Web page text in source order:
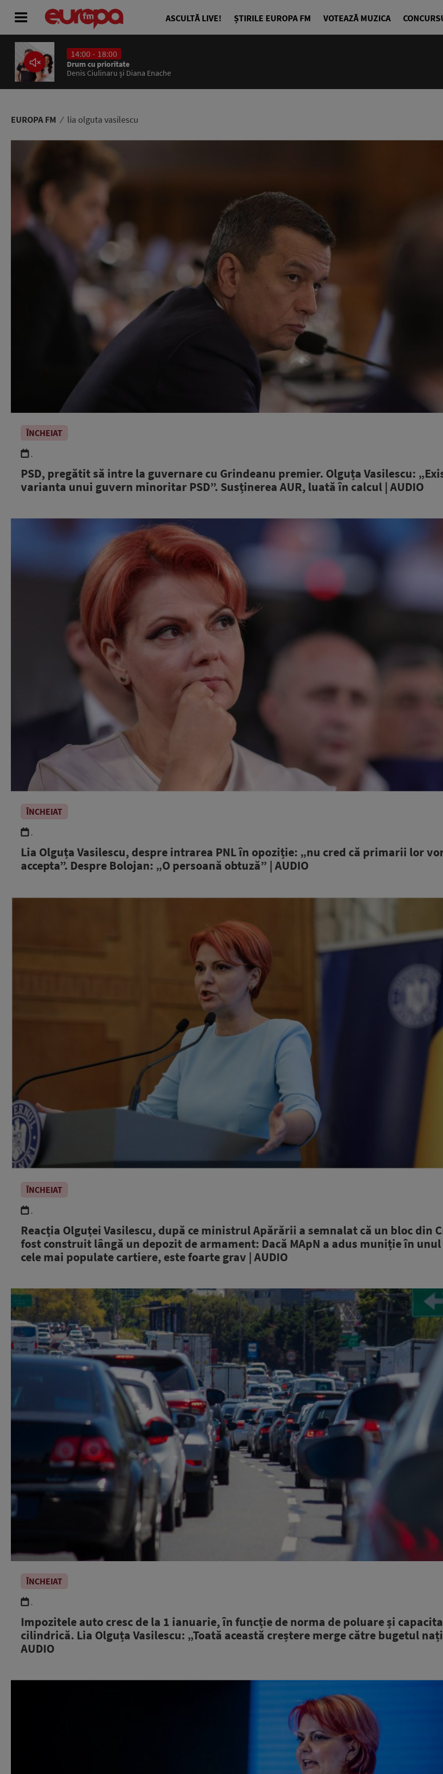
ASCULTĂ LIVE! ȘTIRILE EUROPA FM VOTEAZĂ MUZICA
14:00 - 18:00
Drum cu prioritate
Denis Ciulinaru și Diana Enache
EUROPA FM lia olguta vasilescu
ÎNCHEIAT
.
PSD, pregătit să intre la guvernare cu Grindeanu premier. Olguța Vasilescu:
varianta unui guvern minoritar PSD”. Susținerea AUR, luată în calcul | AUDIO
ÎNCHEIAT
.
Lia Olguța Vasilescu, despre intrarea PNL în opoziție: „nu cred că primarii lor
accepta”. Despre Bolojan: „O persoană obtuză” | AUDIO
ÎNCHEIAT
.
Reacția Olguței Vasilescu, după ce ministrul Apărării a semnalat că un bloc din
fost construit lângă un depozit de armament: Dacă MApN a adus muniție în
cele mai populate cartiere, este foarte grav | AUDIO
ÎNCHEIAT
.
Impozitele auto cresc de la 1 ianuarie, în funcție de norma de poluare și
cilindrică. Lia Olguța Vasilescu: „Toată această creștere merge către bugetul
AUDIO
ACASĂ
ȘTIRI
ASCULTĂ LIVE